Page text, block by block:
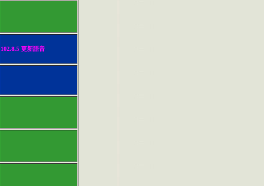
102.8.5 更新語音